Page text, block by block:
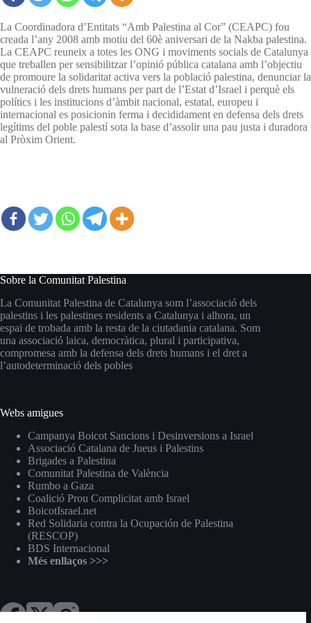
La Coordinadora d’Entitats “Amb Palestina al Cor” (CEAPC) fou
creada l’any 2008 amb motiu del 60è aniversari de la Nakba palestina.
La CEAPC reuneix a totes les ONG i moviments socials de Catalunya
que treballen per sensibilitzar l’opinió pública catalana amb l’objectiu
de promoure la solidaritat activa vers la població palestina, denunciar la
vulneració dels drets humans per part de l’Estat d’Israel i perquè els
polítics i les institucions d’àmbit nacional, estatal, europeu i
internacional es posicionin ferma i decididament en defensa dels drets
legítims del poble palestí sota la base d’assolir una pau justa i duradora
al Pròxim Orient.
Sobre la Comunitat Palestina
La Comunitat Palestina de Catalunya som l’associació dels
palestins i les palestines residents a Catalunya i alhora, un
espai de trobada amb la resta de la ciutadania catalana. Som
una associació laica, democràtica, plural i participativa,
compromesa amb la defensa dels drets humans i el dret a
l’autodeterminació dels pobles
Webs amigues
Campanya Boicot Sancions i Desinversions a Israel
Associació Catalana de Jueus i Palestins
Brigades a Palestina
Comunitat Palestina de València
Rumbo a Gaza
Coalició Prou Complicitat amb Israel
BoicotIsrael.net
Red Solidaria contra la Ocupación de Palestina
(RESCOP)
BDS Internacional
Més enllaços >>>